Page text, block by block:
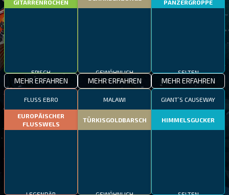
GITARRENROCHEN
MEHR ERFAHREN MEHR ERFAHREN
PANZERGROPPE
MEHR ERFAHREN
FLUSS EBRO
EUROPÄISCHER
FLUSSWELS
MALAWI
TÜRKISGOLDBARSCH
GIANT’S CAUSEWAY
HIMMELSGUCKER